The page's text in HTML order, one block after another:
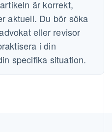
är korrekt,
aktuell. Du bör söka
eller revisor
i din
specifika situation.